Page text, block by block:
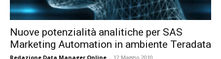
Nuove potenzialità analitiche per SAS
Marketing Automation in ambiente Teradata
Redazione Data Manager Online - 12 Maggio 2010